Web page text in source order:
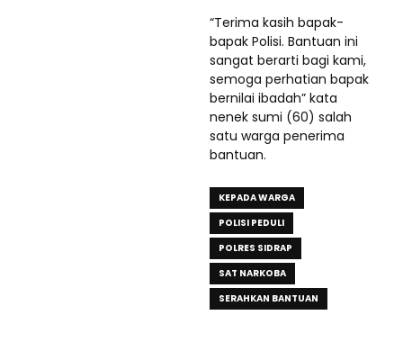
“Terima kasih bapak-
bapak Polisi. Bantuan ini
sangat berarti bagi kami,
semoga perhatian bapak
bernilai ibadah” kata
nenek sumi (60) salah
satu warga penerima
bantuan.
KEPADA WARGA
POLISI PEDULI
POLRES SIDRAP
SAT NARKOBA
SERAHKAN BANTUAN